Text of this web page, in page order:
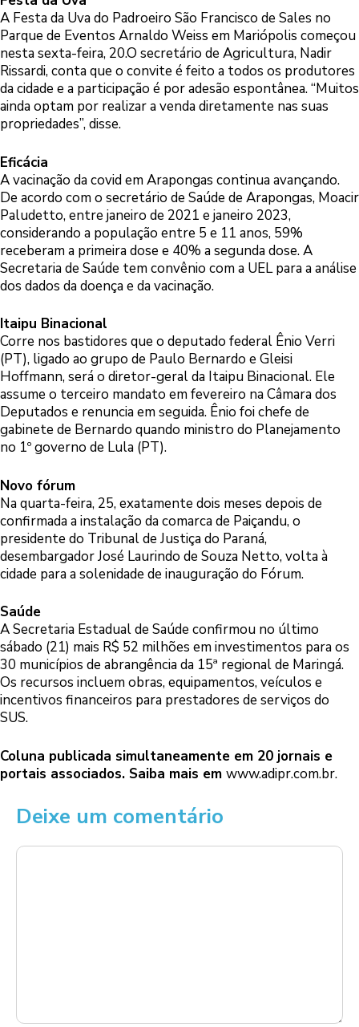
A Festa da Uva do Padroeiro São Francisco de Sales no
Parque de Eventos Arnaldo Weiss em Mariópolis começou
nesta sexta-feira, 20.O secretário de Agricultura, Nadir
Rissardi, conta que o convite é feito a todos os produtores
da cidade e a participação é por adesão espontânea. “Muitos
ainda optam por realizar a venda diretamente nas suas
propriedades”, disse.
Eficácia
A vacinação da covid em Arapongas continua avançando.
De acordo com o secretário de Saúde de Arapongas, Moacir
Paludetto, entre janeiro de 2021 e janeiro 2023,
considerando a população entre 5 e 11 anos, 59%
receberam a primeira dose e 40% a segunda dose. A
Secretaria de Saúde tem convênio com a UEL para a análise
dos dados da doença e da vacinação.
Itaipu Binacional
Corre nos bastidores que o deputado federal Ênio Verri
(PT), ligado ao grupo de Paulo Bernardo e Gleisi
Hoffmann, será o diretor-geral da Itaipu Binacional. Ele
assume o terceiro mandato em fevereiro na Câmara dos
Deputados e renuncia em seguida. Ênio foi chefe de
gabinete de Bernardo quando ministro do Planejamento
no 1º governo de Lula (PT).
Novo fórum
Na quarta-feira, 25, exatamente dois meses depois de
confirmada a instalação da comarca de Paiçandu, o
presidente do Tribunal de Justiça do Paraná,
desembargador José Laurindo de Souza Netto, volta à
cidade para a solenidade de inauguração do Fórum.
Saúde
A Secretaria Estadual de Saúde confirmou no último
sábado (21) mais R$ 52 milhões em investimentos para os
30 municípios de abrangência da 15ª regional de Maringá.
Os recursos incluem obras, equipamentos, veículos e
incentivos financeiros para prestadores de serviços do
SUS.
Coluna publicada simultaneamente em 20 jornais e
portais associados. Saiba mais em www.adipr.com.br.
Deixe um comentário
Comentário